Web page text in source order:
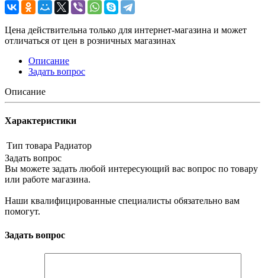
Цена действительна только для интернет-магазина и может
отличаться от цен в розничных магазинах
Описание
Задать вопрос
Описание
Характеристики
Тип товара Радиатор
Задать вопрос
Вы можете задать любой интересующий вас вопрос по товару
или работе магазина.
Наши квалифицированные специалисты обязательно вам
помогут.
Задать вопрос